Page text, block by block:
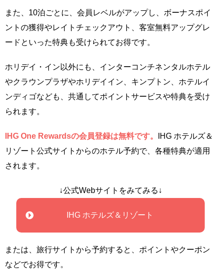
また、10泊ごとに、会員レベルがアップし、ボーナスポイ
ントの獲得やレイトチェックアウト、客室無料アップグレ
ードといった特典も受けられてお得です。
ホリデイ・イン以外にも、インターコンチネンタルホテル
やクラウンプラザやホリデイイン、キンプトン、ホテルイ
ンディゴなども、共通してポイントサービスや特典を受け
られます。
IHG One Rewardsの会員登録は無料です。
IHG ホテルズ＆
リゾート公式サイトからのホテル予約で、各種特典が適用
されます。
↓公式Webサイトをみてみる↓
IHG ホテルズ＆リゾート
または、旅行サイトから予約すると、ポイントやクーポン
などでお得です。